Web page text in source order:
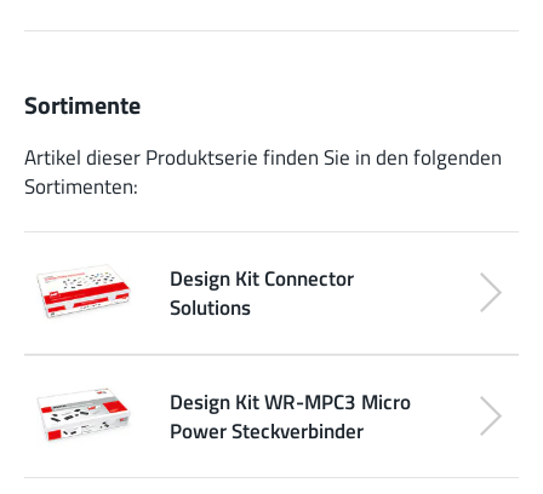
Sortimente
Artikel dieser Produktserie finden Sie in den folgenden
Sortimenten:
Design Kit Connector
Solutions
Design Kit WR-MPC3 Micro
Power Steckverbinder